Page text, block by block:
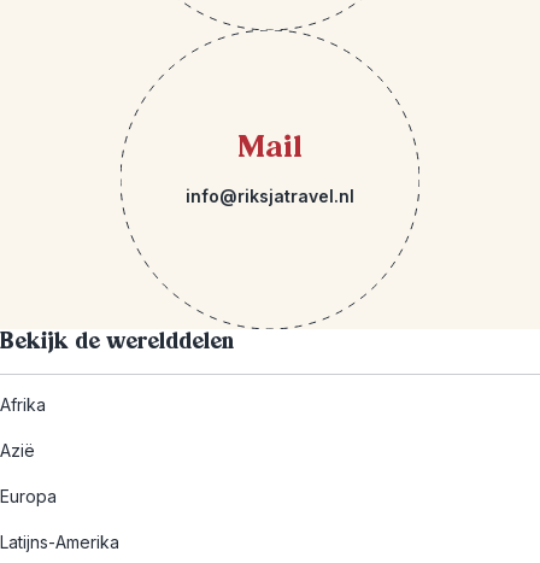
Mail
info@riksjatravel.nl
Bekijk de werelddelen
Afrika
Azië
Europa
Latijns-Amerika